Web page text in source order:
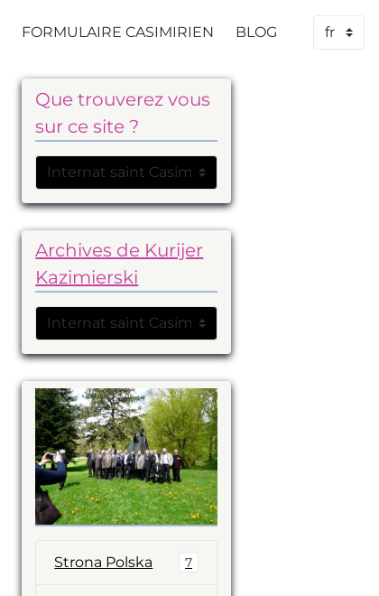
FORMULAIRE CASIMIRIEN BLOG
Que trouverez vous
sur ce site ?
Archives de Kurijer
Kazimierski
Strona Polska 7